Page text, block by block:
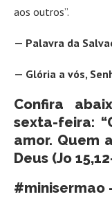
aos outros”.
— Palavra da
— Glória a vós,
Confira
sexta-feira:
amor. Quem
Deus (Jo
#minisermao